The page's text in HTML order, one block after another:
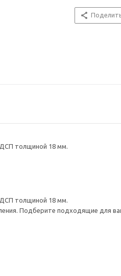
ДСП толщиной 18 мм.
ДСП толщиной 18 мм.
Подберите подходящие для